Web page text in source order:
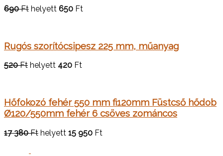
690 Ft helyett 650 Ft
Rugós szorítócsipesz 225 mm, műanyag
520 Ft helyett 420 Ft
Hőfokozó fehér 550 mm fi120mm Füstcső hődob
Ø120/550mm fehér 6 csöves zománcos
17 380 Ft helyett 15 950 Ft